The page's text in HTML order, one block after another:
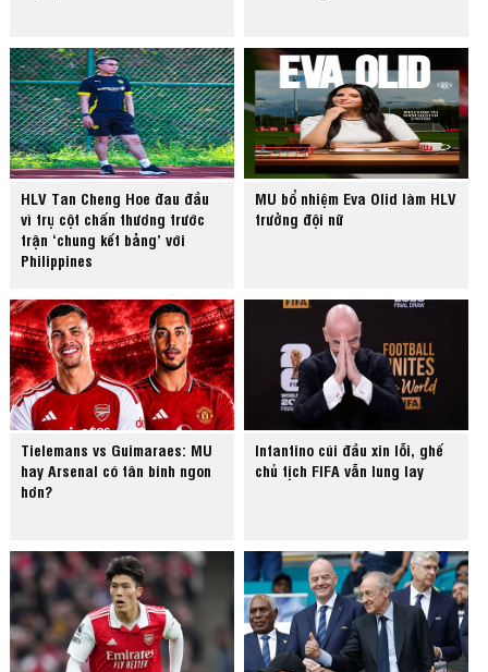
HLV Tan Cheng Hoe đau đầu
vì trụ cột chấn thương trước
trận ‘chung kết bảng’ với
Philippines
MU bổ nhiệm Eva Olid làm HLV
trưởng đội nữ
Tielemans vs Guimaraes: MU
hay Arsenal có tân binh ngon
hơn?
Infantino cúi đầu xin lỗi, ghế
chủ tịch FIFA vẫn lung lay